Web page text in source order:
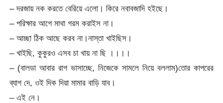
– দরজায় নক করতে বেরিয়ে এলো। কিরে নবাবজাদি হইছে।
– পরিক্ষার আগে মাথা গরম করাইস না।
– আচ্ছা ঠিক আছে করব না।নাস্তা খাইছিস।
– খাইছি, কুকুরও এসব চা খায় না ছি ।।।।
– (বালডা আবার রাগ ভাসাচ্ছে, নিজেকে সামলে নিয়ে বললাম)তোর কাপরের
ব্যাগ দে, ওই দিক দিয়া মামার বাড়ি যাব।
– এই নে।